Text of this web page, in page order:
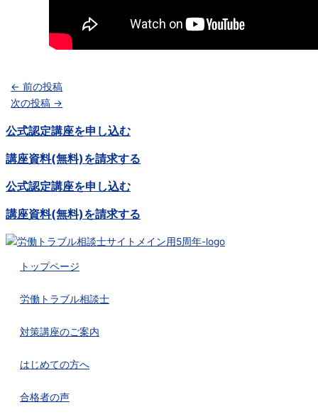
← 前の投稿
次の投稿 →
公式認定講座を申し込む
講座資料(無料)を請求する
公式認定講座を申し込む
講座資料(無料)を請求する
トップページ
労働トラブル相談士
対策講座のご案内
はじめての方へ
合格者の声